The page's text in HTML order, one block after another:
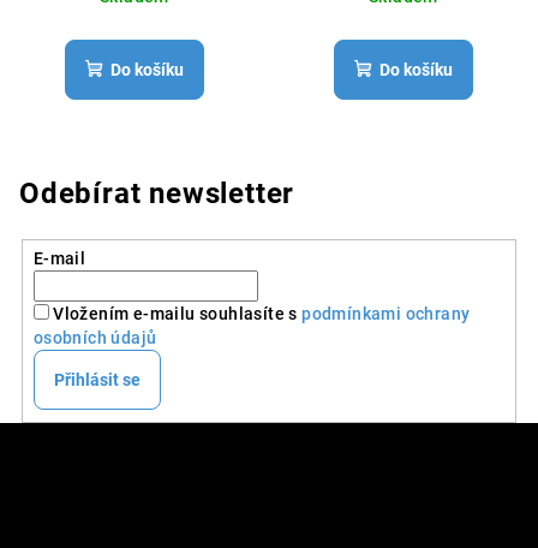
Do košíku Do košíku
Odebírat newsletter
E-mail
Vložením e-mailu souhlasíte spodmínkami ochrany
osobních údajů
Přihlásit se